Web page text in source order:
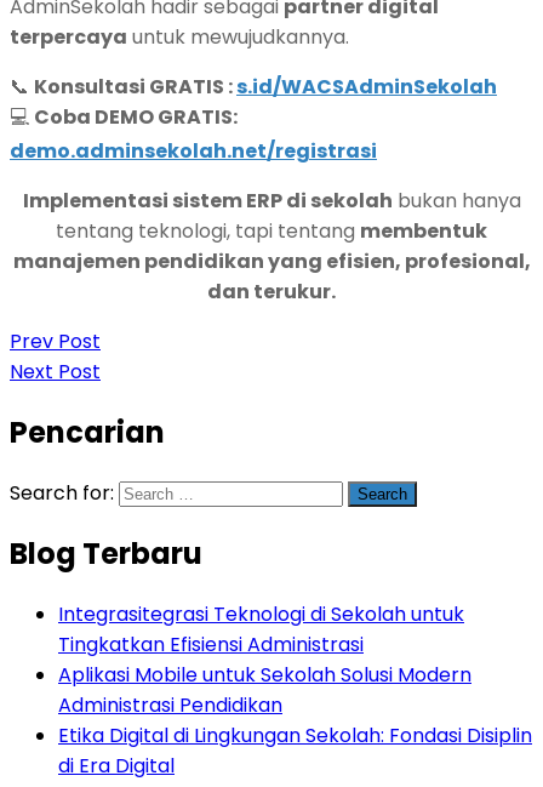
AdminSekolah hadir sebagai partner digital
terpercaya untuk mewujudkannya.
📞 Konsultasi GRATIS :s.id/WACSAdminSekolah
💻 Coba DEMO GRATIS:
demo.adminsekolah.net/registrasi
Implementasi sistem ERP di sekolah bukan hanya
tentang teknologi, tapi tentang membentuk
manajemen pendidikan yang efisien, profesional,
dan terukur.
Prev Post
Next Post
Pencarian
Search for:
Blog Terbaru
Integrasitegrasi Teknologi di Sekolah untuk
Tingkatkan Efisiensi Administrasi
Aplikasi Mobile untuk Sekolah Solusi Modern
Administrasi Pendidikan
Etika Digital di Lingkungan Sekolah: Fondasi Disiplin
di Era Digital